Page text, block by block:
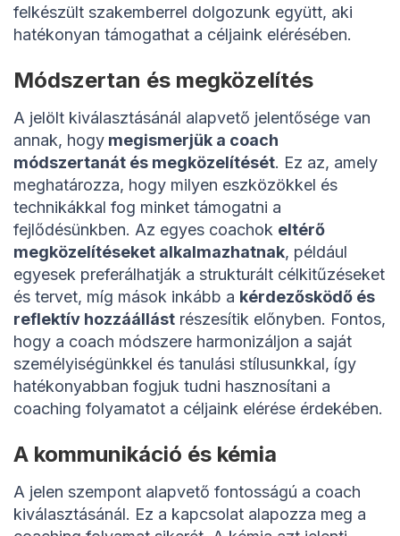
felkészült szakemberrel dolgozunk együtt, aki
hatékonyan támogathat a céljaink elérésében.
Módszertan és megközelítés
A jelölt kiválasztásánál alapvető jelentősége van
annak, hogy megismerjük a coach
módszertanát és megközelítését. Ez az, amely
meghatározza, hogy milyen eszközökkel és
technikákkal fog minket támogatni a
fejlődésünkben. Az egyes coachok eltérő
megközelítéseket alkalmazhatnak, például
egyesek preferálhatják a strukturált célkitűzéseket
és tervet, míg mások inkább a kérdezősködő és
reflektív hozzáállást részesítik előnyben. Fontos,
hogy a coach módszere harmonizáljon a saját
személyiségünkkel és tanulási stílusunkkal, így
hatékonyabban fogjuk tudni hasznosítani a
coaching folyamatot a céljaink elérése érdekében.
A kommunikáció és kémia
A jelen szempont alapvető fontosságú a coach
kiválasztásánál. Ez a kapcsolat alapozza meg a